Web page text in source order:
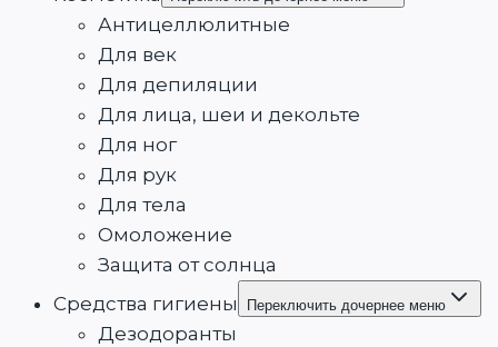
Антицеллюлитные
Для век
Для депиляции
Для лица, шеи и декольте
Для ног
Для рук
Для тела
Омоложение
Защита от солнца
Средства гигиены
Переключить дочернее меню
Дезодоранты